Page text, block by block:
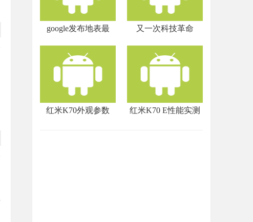
google发布地表最 又一次科技革命
红米K70外观参数 红米K70 E性能实测